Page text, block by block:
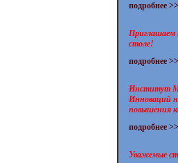
подробнее
Приглашаем
столе!
подробнее
Институт
Инноваций
повышения
подробнее
Уважемые